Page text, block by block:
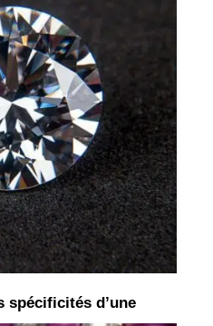
spécificités d’une